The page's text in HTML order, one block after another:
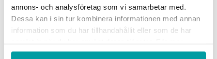
annons- och analysföretag som vi samarbetar med.
Dessa kan i sin tur kombinera informationen med annan
information som du har tillhandahållit eller som de har
information, se vårintegritetspolicy.
att kunna erbjuda en breddning till efterlevnad inom
andra områden som riskhantering,
informationssäkerhet och kvalitetsarbete, säger